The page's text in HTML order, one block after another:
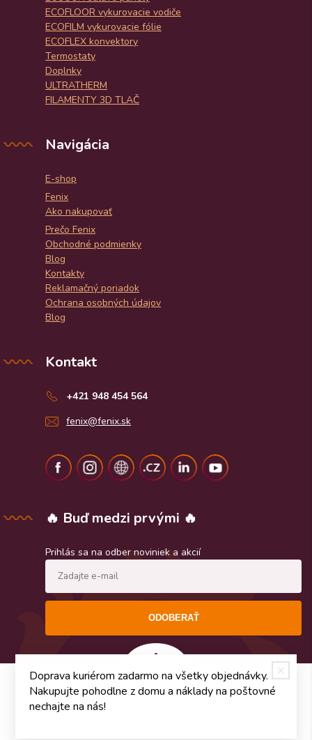
ECOFLOOR vykurovacie vodiče
ECOFILM vykurovacie fólie
ECOFLEX konvektory
Termostaty
Doplnky
ULTRATHERM
FILAMENTY 3D TLAČ
Navigácia
E-shop
Fenix
Ako nakupovať
Prečo Fenix
Obchodné podmienky
Blog
Kontakty
Reklamačný poriadok
Ochrana osobných údajov
Blog
Kontakt
+421 948 454 564
fenix@fenix.sk
🔥 Buď medzi prvými 🔥
Prihlás sa na odber noviniek a akcií
ODOBERAŤ
Doprava kuriérom zadarmo na všetky objednávky.
Nakupujte pohodlne z domu a náklady na poštovné
nechajte na nás!